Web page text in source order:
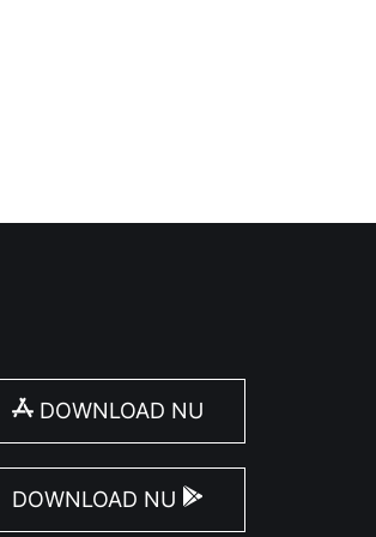
DOWNLOAD NU
DOWNLOAD NU